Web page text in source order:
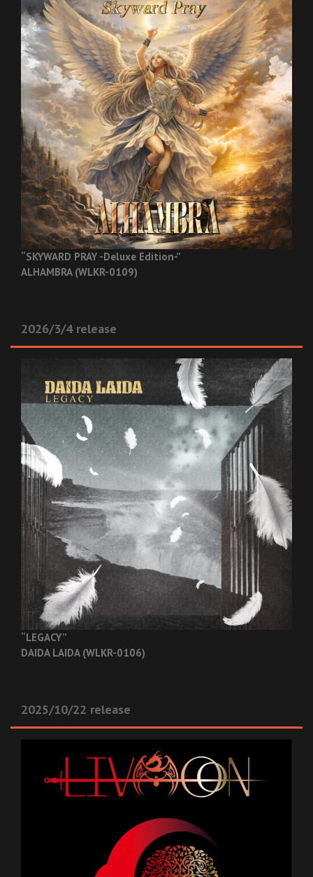
“SKYWARD PRAY -Deluxe Edition-”
ALHAMBRA (WLKR-0109)
2026/3/4 release
“LEGACY”
DAIDA LAIDA (WLKR-0106)
2025/10/22 release